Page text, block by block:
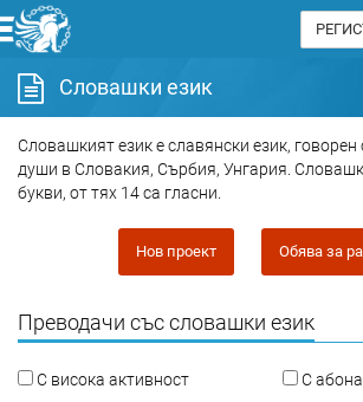
Словашки език
Словашкият език е славянски език,
души в Словакия, Сърбия, Унгария.
букви, от тях 14 са гласни.
Нов проект Обява за
Преводачи със словашки език
С висока активност
С